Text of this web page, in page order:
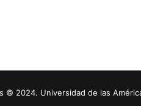
© 2024. Universidad de las